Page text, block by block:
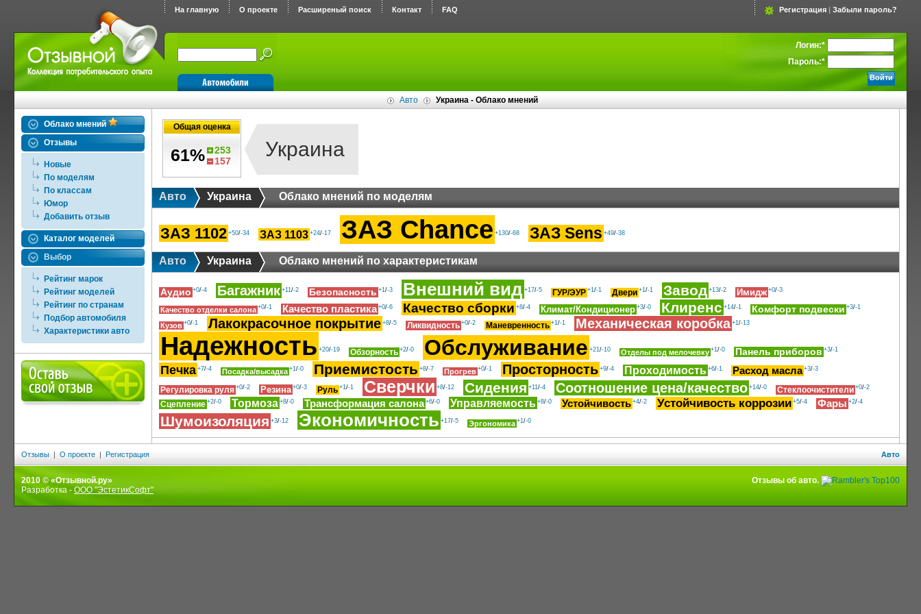
На главную О проекте Расширеный поиск Контакт FAQ Регистрация | Забыли пароль?
Логин:*
Пароль:*
Авто Украина - Облако мнений
Облако мнений
Отзывы
Новые
По моделям
По классам
Юмор
Добавить отзыв
Каталог моделей
Выбор
Рейтинг марок
Рейтинг моделей
Рейтинг по странам
Подбор автомобиля
Характеристики авто
Общая оценка
61%
253
157
Украина
Авто Украина Облако мнений по моделям
ЗАЗ 1102 +50/-34 ЗАЗ 1103 +24/-17 ЗАЗ Chance +130/-68 ЗАЗ Sens +49/-38
Авто Украина Облако мнений по характеристикам
Аудио +0/-4 Багажник +11/-2 Безопасность +1/-3 Внешний вид +17/-5 ГУР/ЭУР +1/-1 Двери +1/-1 Завод +13/-2 Имидж +0/-3
Качество отделки салона +0/-1 Качество пластика +0/-6 Качество сборки +8/-4 Климат/Кондиционер +3/-0 Клиренс +14/-1 Комфорт подвески +3/-1
Кузов +0/-1 Лакокрасочное покрытие +8/-5 Ликвидность +0/-2 Маневренность +1/-1 Механическая коробка +1/-13
Надежность +20/-19 Обзорность +2/-0 Обслуживание +21/-10 Отделы под мелочевку +1/-0 Панель приборов +3/-1
Печка +7/-4 Посадка/высадка +1/-0 Приемистость +8/-7 Прогрев +0/-1 Просторность +9/-4 Проходимость +6/-1 Расход масла +3/-3
Регулировка руля +0/-2 Резина +0/-3 Руль +1/-1 Сверчки +8/-12 Сидения +11/-4 Соотношение цена/качество +14/-0 Стеклоочистители +0/-2
Сцепление +2/-0 Тормоза +8/-0 Трансформация салона +6/-0 Управляемость +8/-0 Устойчивость +4/-2 Устойчивость коррозии +5/-4 Фары +2/-4
Шумоизоляция +3/-12 Экономичность +17/-5 Эргономика +1/-0
Отзывы | О проекте | Регистрация Авто
2010 © «Отзывной.ру»
Разработка - ООО "ЭстетикСофт"
Отзывы об авто.